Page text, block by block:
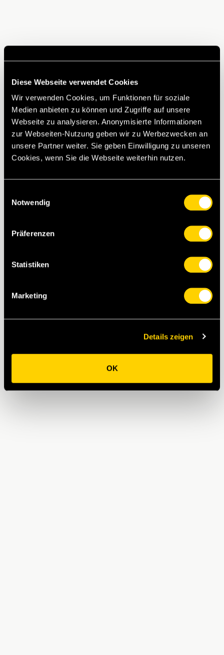
Diese Webseite verwendet Cookies
Wir verwenden Cookies, um Funktionen für soziale
Medien anbieten zu können und Zugriffe auf unsere
Webseite zu analysieren. Anonymisierte Informationen
zur Webseiten-Nutzung geben wir zu Werbezwecken an
unsere Partner weiter. Sie geben Einwilligung zu unseren
Cookies, wenn Sie die Webseite weiterhin nutzen.
Notwendig
Präferenzen
Statistiken
Marketing
Details zeigen
OK